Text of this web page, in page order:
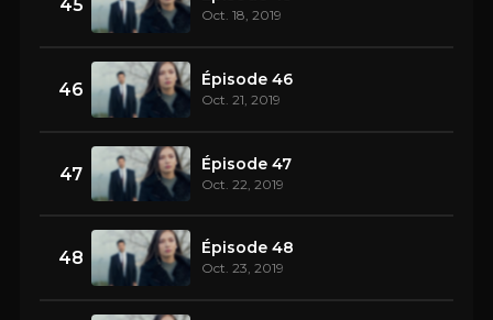
45 Oct. 18, 2019
46 Épisode 46
Oct. 21, 2019
47 Épisode 47
Oct. 22, 2019
48 Épisode 48
Oct. 23, 2019